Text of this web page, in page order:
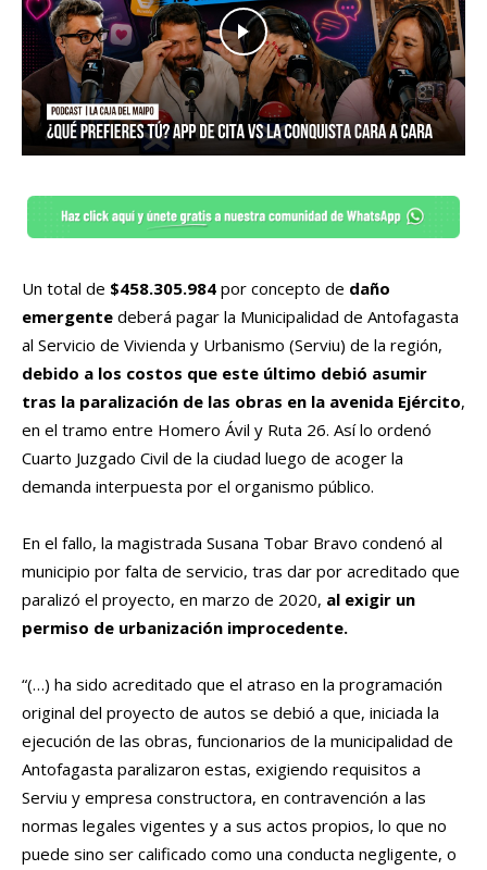
Un total de $458.305.984 por concepto de daño
emergente deberá pagar la Municipalidad de Antofagasta
al Servicio de Vivienda y Urbanismo (Serviu) de la región,
debido a los costos que este último debió asumir
tras la paralización de las obras en la avenida Ejército,
en el tramo entre Homero Ávil y Ruta 26. Así lo ordenó
Cuarto Juzgado Civil de la ciudad luego de acoger la
demanda interpuesta por el organismo público.
En el fallo, la magistrada Susana Tobar Bravo condenó al
municipio por falta de servicio, tras dar por acreditado que
paralizó el proyecto, en marzo de 2020, al exigir un
permiso de urbanización improcedente.
“(…) ha sido acreditado que el atraso en la programación
original del proyecto de autos se debió a que, iniciada la
ejecución de las obras, funcionarios de la municipalidad de
Antofagasta paralizaron estas, exigiendo requisitos a
Serviu y empresa constructora, en contravención a las
normas legales vigentes y a sus actos propios, lo que no
puede sino ser calificado como una conducta negligente, o